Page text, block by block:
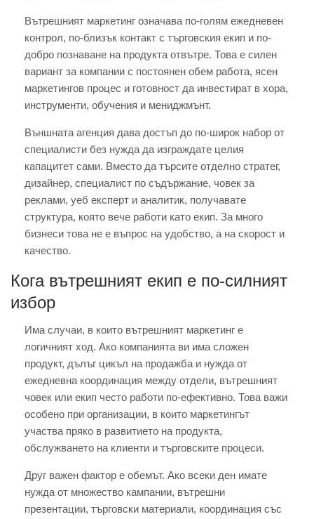
Вътрешният маркетинг означава по-голям ежедневен
контрол, по-близък контакт с търговския екип и по-
добро познаване на продукта отвътре. Това е силен
вариант за компании с постоянен обем работа, ясен
маркетингов процес и готовност да инвестират в хора,
инструменти, обучения и мениджмънт.
Външната агенция дава достъп до по-широк набор от
специалисти без нужда да изграждате целия
капацитет сами. Вместо да търсите отделно стратег,
дизайнер, специалист по съдържание, човек за
реклами, уеб експерт и аналитик, получавате
структура, която вече работи като екип. За много
бизнеси това не е въпрос на удобство, а на скорост и
качество.
Кога вътрешният екип е по-силният
избор
Има случаи, в които вътрешният маркетинг е
логичният ход. Ако компанията ви има сложен
продукт, дълъг цикъл на продажба и нужда от
ежедневна координация между отдели, вътрешният
човек или екип често работи по-ефективно. Това важи
особено при организации, в които маркетингът
участва пряко в развитието на продукта,
обслужването на клиенти и търговските процеси.
Друг важен фактор е обемът. Ако всеки ден имате
нужда от множество кампании, вътрешни
презентации, търговски материали, координация със